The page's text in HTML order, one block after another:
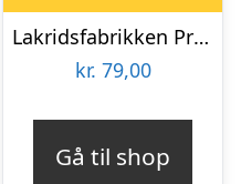
Lakridsfabrikken Premiumlakrids – Copenhagen
kr. 79,00
Gå til shop